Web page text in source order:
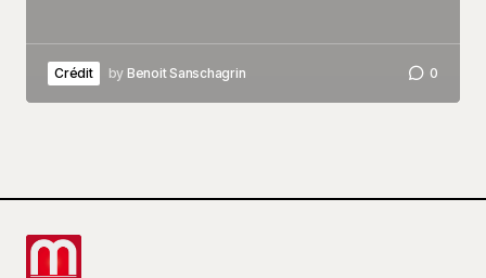
Crédit by Benoit Sanschagrin 0